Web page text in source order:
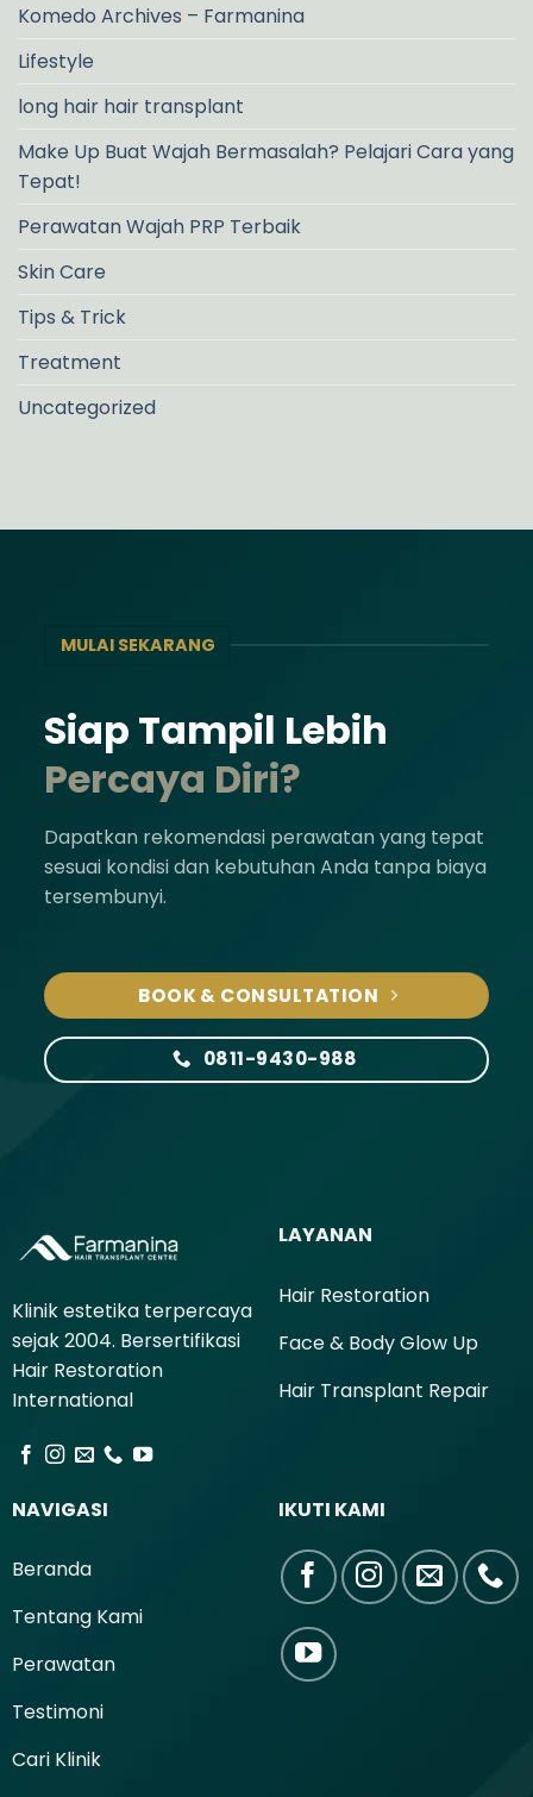
Komedo Archives – Farmanina
Lifestyle
long hair hair transplant
Make Up Buat Wajah Bermasalah? Pelajari Cara yang
Tepat!
Perawatan Wajah PRP Terbaik
Skin Care
Tips & Trick
Treatment
Uncategorized
MULAI SEKARANG
Siap Tampil Lebih
Percaya Diri?
Dapatkan rekomendasi perawatan yang tepat
sesuai kondisi dan kebutuhan Anda tanpa biaya
tersembunyi.
BOOK & CONSULTATION
0811-9430-988
Klinik estetika terpercaya
sejak 2004. Bersertifikasi
Hair Restoration
International
LAYANAN
Hair Restoration
Face & Body Glow Up
Hair Transplant Repair
NAVIGASI
Beranda
Tentang Kami
Perawatan
Testimoni
Cari Klinik
IKUTI KAMI